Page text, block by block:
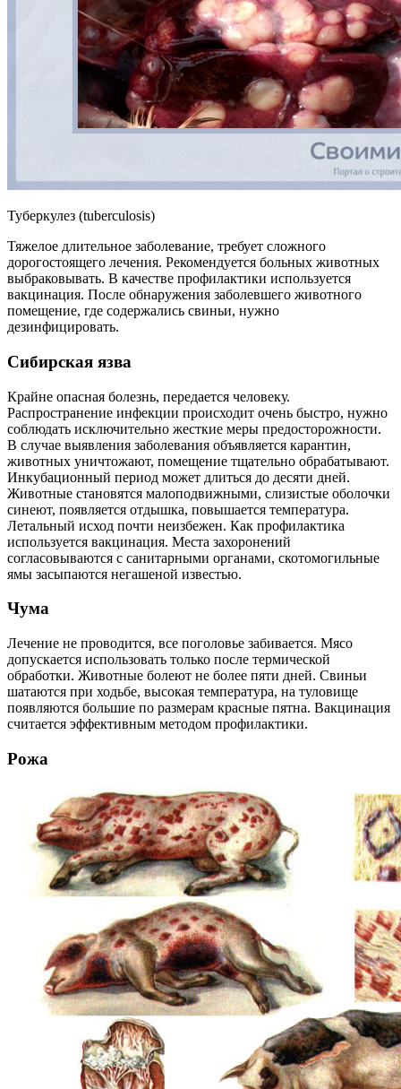
Туберкулез (tuberculosis)
Тяжелое длительное заболевание, требует сложного
дорогостоящего лечения. Рекомендуется больных животных
выбраковывать. В качестве профилактики используется
вакцинация. После обнаружения заболевшего животного
помещение, где содержались свиньи, нужно
дезинфицировать.
Сибирская язва
Крайне опасная болезнь, передается человеку.
Распространение инфекции происходит очень быстро, нужно
соблюдать исключительно жесткие меры предосторожности.
В случае выявления заболевания объявляется карантин,
животных уничтожают, помещение тщательно обрабатывают.
Инкубационный период может длиться до десяти дней.
Животные становятся малоподвижными, слизистые оболочки
синеют, появляется отдышка, повышается температура.
Летальный исход почти неизбежен. Как профилактика
используется вакцинация. Места захоронений
согласовываются с санитарными органами, скотомогильные
ямы засыпаются негашеной известью.
Чума
Лечение не проводится, все поголовье забивается. Мясо
допускается использовать только после термической
обработки. Животные болеют не более пяти дней. Свиньи
шатаются при ходьбе, высокая температура, на туловище
появляются большие по размерам красные пятна. Вакцинация
считается эффективным методом профилактики.
Рожа